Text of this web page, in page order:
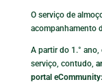
O serviço de
acompanhamento
A partir do 1.°
serviço, contudo,
portal eCommunity: